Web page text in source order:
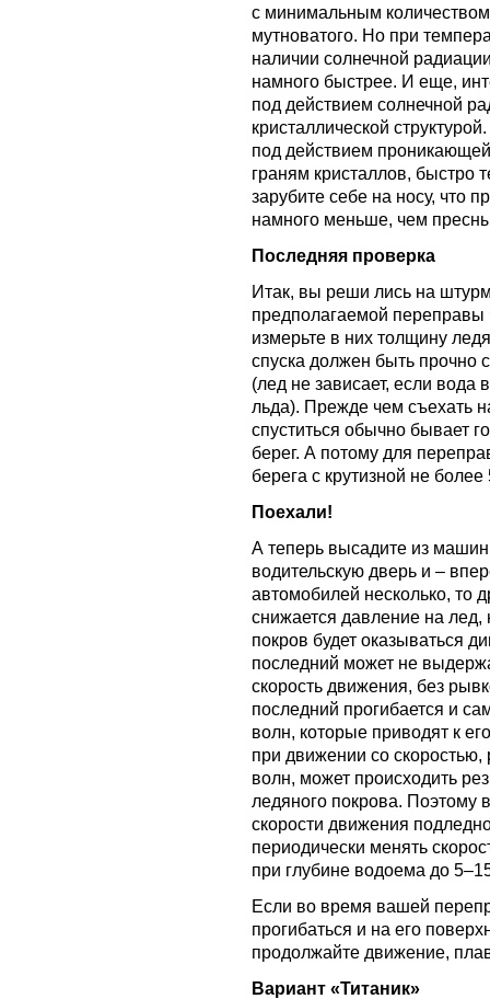
с минимальным
мутноватого. Но при
наличии солнечной
намного быстрее. И еще,
под действием солнечной
кристаллической
под действием
граням кристаллов, быстро
зарубите себе на носу, что
намного меньше, чем
Последняя проверка
Итак, вы реши лись на
предполагаемой
измерьте в них толщину
спуска должен быть прочно
(лед не зависает, если вода
льда). Прежде чем съехать
спуститься обычно бывает
берег. А потому для
берега с крутизной не более
Поехали!
А теперь высадите из
водительскую дверь и –
автомобилей несколько, то
снижается давление на
покров будет оказываться
последний может не
скорость движения, без
последний прогибается и
волн, которые приводят к
при движении со скоростью,
волн, может происходить
ледяного покрова. Поэтому
скорости движения
периодически менять
при глубине водоема до
Если во время вашей
прогибаться и на его
продолжайте движение,
Вариант «Титаник»